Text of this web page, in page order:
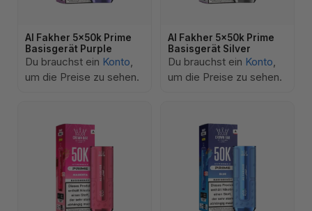
Al Fakher 5x50k Prime
Basisgerät Purple
Du brauchst ein Konto,
um die Preise zu sehen.
Al Fakher 5x50k Prime
Basisgerät Silver
Du brauchst ein Konto,
um die Preise zu sehen.